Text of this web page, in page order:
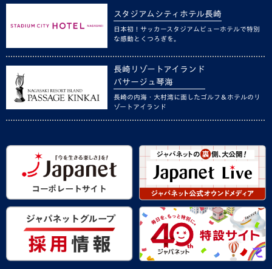
スタジアムシティホテル長崎
日本初！サッカースタジアムビューホテルで特別
な感動とくつろぎを。
長崎リゾートアイランド
パサージュ琴海
長崎の内海・大村湾に面したゴルフ＆ホテルのリ
ゾートアイランド